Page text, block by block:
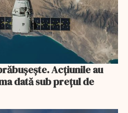
Acțiunile au
dată sub prețul de